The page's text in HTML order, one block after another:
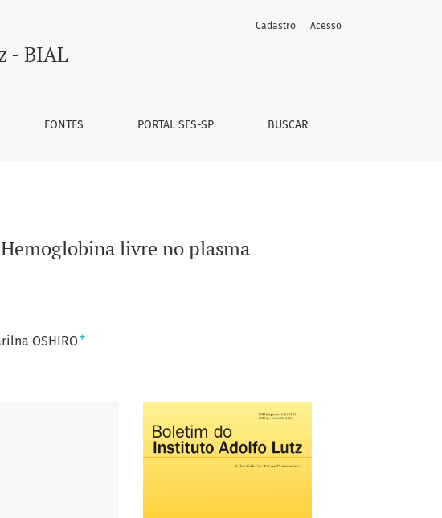
- BIAL
FONTES PORTAL SES-SP BUSCAR
Cadastro Acesso
livre no plasma
OSHIRO+